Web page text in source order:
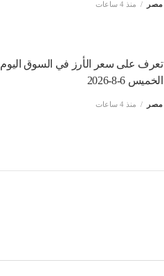
مصر منذ 4 ساعات
تعرف على سعر الأرز في السوق اليوم
الخميس 6-8-2026
مصر منذ 4 ساعات